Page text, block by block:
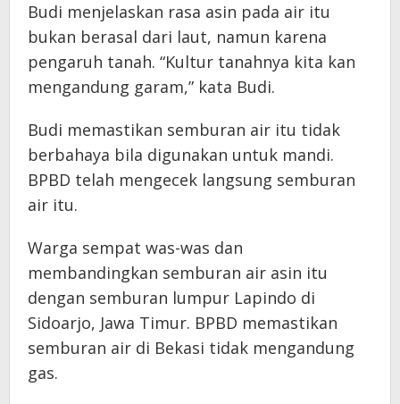
Budi menjelaskan rasa asin pada air itu
bukan berasal dari laut, namun karena
pengaruh tanah. “Kultur tanahnya kita kan
mengandung garam,” kata Budi.
Budi memastikan semburan air itu tidak
berbahaya bila digunakan untuk mandi.
BPBD telah mengecek langsung semburan
air itu.
Warga sempat was-was dan
membandingkan semburan air asin itu
dengan semburan lumpur Lapindo di
Sidoarjo, Jawa Timur. BPBD memastikan
semburan air di Bekasi tidak mengandung
gas.